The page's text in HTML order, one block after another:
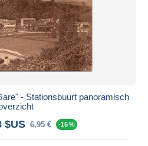
- Stationsbuurt panoramisch
$US 6,95 € -15 %